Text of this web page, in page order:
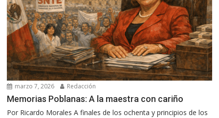
marzo 7, 2026 Redacción
Memorias Poblanas: A la maestra con cariño
Por Ricardo Morales A finales de los ochenta y principios de los